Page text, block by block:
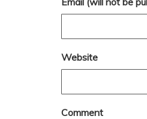
Website
Comment